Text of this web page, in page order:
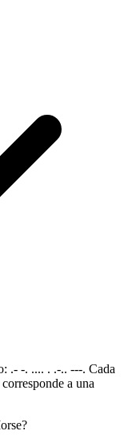
.- -. .... . .-.. ---. Cada
a una